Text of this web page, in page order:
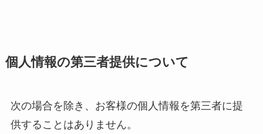
個人情報の第三者提供について
次の場合を除き、お客様の個人情報を第三者に提
供することはありません。